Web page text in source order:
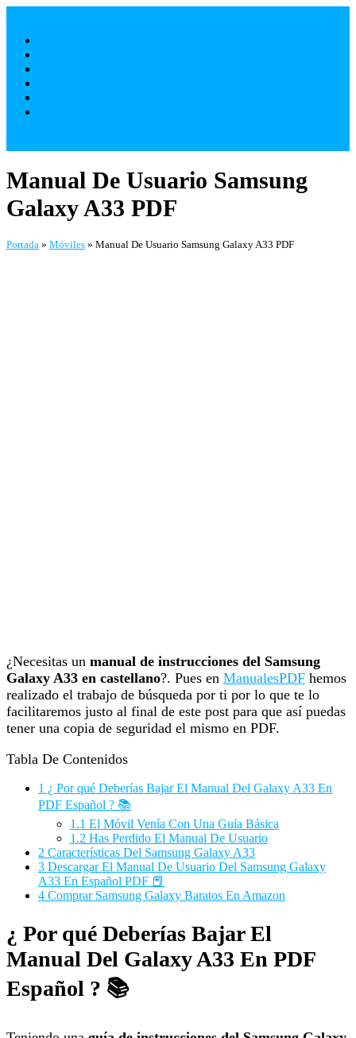
contenido
Manual De Usuario Samsung
Galaxy A33 PDF
Portada » Móviles » Manual De Usuario Samsung Galaxy A33 PDF
¿Necesitas un manual de instrucciones del Samsung
Galaxy A33 en castellano?. Pues en ManualesPDF hemos
realizado el trabajo de búsqueda por ti por lo que te lo
facilitaremos justo al final de este post para que así puedas
tener una copia de seguridad el mismo en PDF.
Tabla De Contenidos
1 ¿ Por qué Deberías Bajar El Manual Del Galaxy A33 En
PDF Español ? 📚
1.1 El Móvil Venía Con Una Guía Básica
1.2 Has Perdido El Manual De Usuario
2 Características Del Samsung Galaxy A33
3 Descargar El Manual De Usuario Del Samsung Galaxy
A33 En Español PDF 📕
4 Comprar Samsung Galaxy Baratos En Amazon
¿ Por qué Deberías Bajar El
Manual Del Galaxy A33 En PDF
Español ? 📚